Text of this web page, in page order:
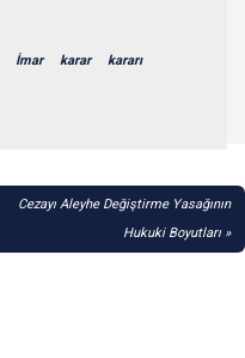
İmar karar kararı
Cezayı Aleyhe Değiştirme Yasağının
Hukuki Boyutları